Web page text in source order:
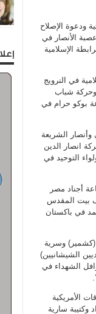
ودعوة الإصلاح
الأنصار في
الإسلامية
في النرويج
وحركة شباب
بوكو حرام في
وأنصار الشريعة
انصار الدين
التوحيد في
أجناد مصر
بيت المقدس
في باكستان
(كشمير) وسرية
الشيشانيين)
الشهداء في
الأمريكية
وكتيبة سارية